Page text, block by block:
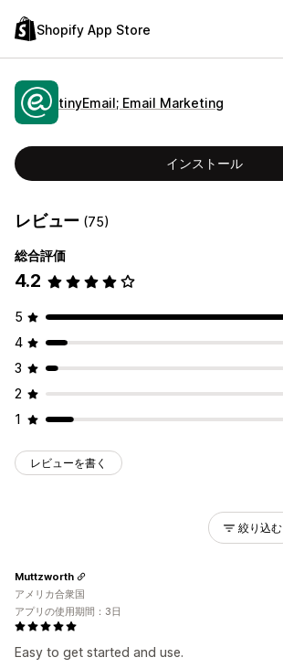
Shopify App Store
tinyEmail; Email Marketing
インストール
レビュー (75)
総合評価
4.2
5
4
3
2
1
レビューを書く
絞り込む
Easy to get started and use.
Muttzworth
アメリカ合衆国
アプリの使用期間：3日